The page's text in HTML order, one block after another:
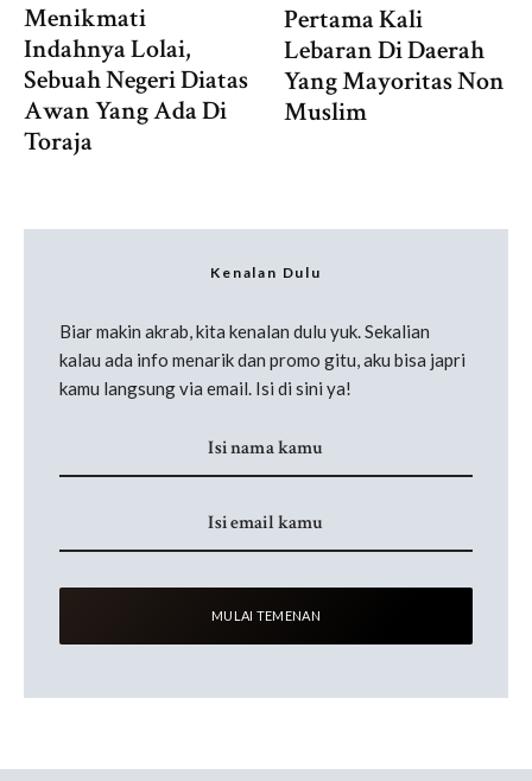
Menikmati
Indahnya Lolai,
Sebuah Negeri Diatas
Awan Yang Ada Di
Toraja
Pertama Kali
Lebaran Di Daerah
Yang Mayoritas Non
Muslim
Kenalan Dulu
Biar makin akrab, kita kenalan dulu yuk. Sekalian
kalau ada info menarik dan promo gitu, aku bisa japri
kamu langsung via email. Isi di sini ya!